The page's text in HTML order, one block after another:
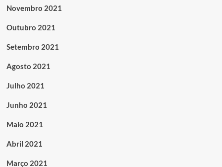
Novembro 2021
Outubro 2021
Setembro 2021
Agosto 2021
Julho 2021
Junho 2021
Maio 2021
Abril 2021
Março 2021